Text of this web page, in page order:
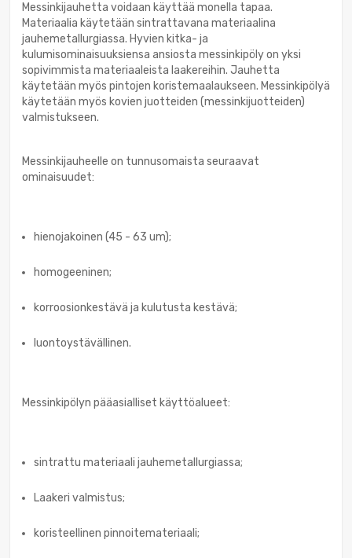
Messinkijauhetta voidaan käyttää monella tapaa.
Materiaalia käytetään sintrattavana materiaalina
jauhemetallurgiassa. Hyvien kitka- ja
kulumisominaisuuksiensa ansiosta messinkipöly on yksi
sopivimmista materiaaleista laakereihin. Jauhetta
käytetään myös pintojen koristemaalaukseen. Messinkipölyä
käytetään myös kovien juotteiden (messinkijuotteiden)
valmistukseen.
Messinkijauheelle on tunnusomaista seuraavat
ominaisuudet:
hienojakoinen (45 - 63 um);
homogeeninen;
korroosionkestävä ja kulutusta kestävä;
luontoystävällinen.
Messinkipölyn pääasialliset käyttöalueet:
sintrattu materiaali jauhemetallurgiassa;
Laakeri valmistus;
koristeellinen pinnoitemateriaali;